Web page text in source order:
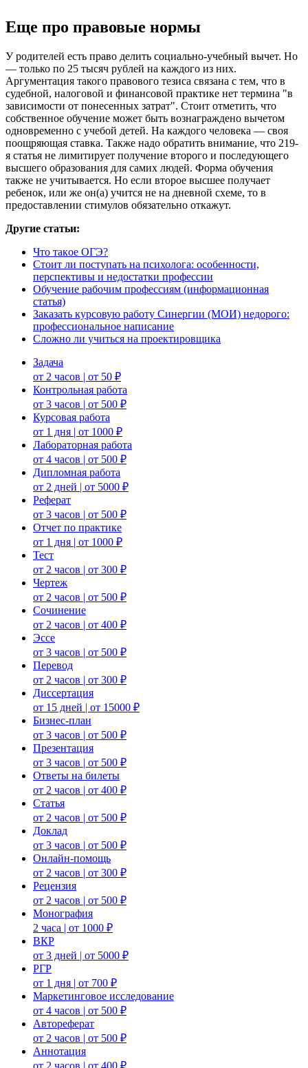
Еще про правовые нормы
У родителей есть право делить социально-учебный вычет. Но
— только по 25 тысяч рублей на каждого из них.
Аргументация такого правового тезиса связана с тем, что в
судебной, налоговой и финансовой практике нет термина "в
зависимости от понесенных затрат". Стоит отметить, что
собственное обучение может быть вознаграждено вычетом
одновременно с учебой детей. На каждого человека — своя
поощряющая ставка. Также надо обратить внимание, что 219-
я статья не лимитирует получение второго и последующего
высшего образования для самих людей. Форма обучения
также не учитывается. Но если второе высшее получает
ребенок, или же он(а) учится не на дневной схеме, то в
предоставлении стимулов обязательно откажут.
Другие статьи:
Чтo тaкoe OГЭ?
Стоит ли поступать на психолога: особенности,
перспективы и недостатки профессии
Обучение рабочим профессиям (информационная
статья)
Заказать курсовую работу Синергии (МОИ) недорого:
профессиональное написание
Сложно ли учиться на проектировщика
Задача
от 2 часов | от 50 ₽
Контрольная работа
от 3 часов | от 500 ₽
Курсовая работа
от 1 дня | от 1000 ₽
Лабораторная работа
от 4 часов | от 500 ₽
Дипломная работа
от 2 дней | от 5000 ₽
Реферат
от 3 часов | от 500 ₽
Отчет по практике
от 1 дня | от 1000 ₽
Тест
от 2 часов | от 300 ₽
Чертеж
от 2 часов | от 500 ₽
Сочинение
от 2 часов | от 400 ₽
Эссе
от 3 часов | от 500 ₽
Перевод
от 2 часов | от 300 ₽
Диссертация
от 15 дней | от 15000 ₽
Бизнес-план
от 3 часов | от 500 ₽
Презентация
от 3 часов | от 500 ₽
Ответы на билеты
от 2 часов | от 400 ₽
Статья
от 2 часов | от 500 ₽
Доклад
от 3 часов | от 500 ₽
Онлайн-помощь
от 2 часов | от 300 ₽
Рецензия
от 2 часов | от 500 ₽
Монография
2 часа | от 1000 ₽
ВКР
от 3 дней | от 5000 ₽
РГР
от 1 дня | от 700 ₽
Маркетинговое исследование
от 4 часов | от 500 ₽
Автореферат
от 2 часов | от 500 ₽
Аннотация
от 2 часов | от 400 ₽